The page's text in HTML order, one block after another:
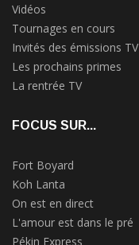
Vidéos
Tournages en cours
Invités des émissions TV
Les prochains primes
La rentrée TV
FOCUS SUR...
Fort Boyard
Koh Lanta
On est en direct
L'amour est dans le pré
Pékin Express